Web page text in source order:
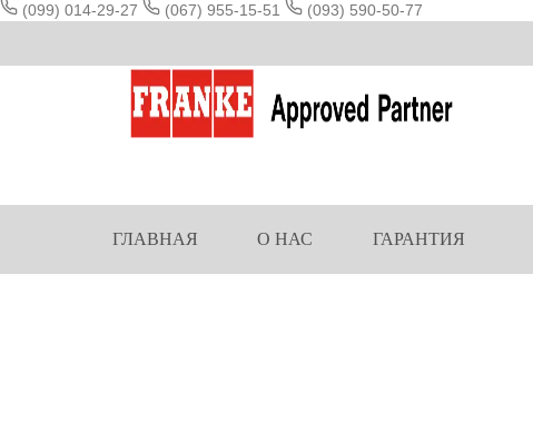
(099) 014-29-27
(067) 955-15-51
(093) 590-50-77
ГЛАВНАЯ О НАС ГАРАНТИЯ